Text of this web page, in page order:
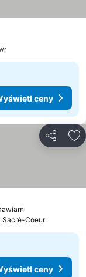
ceny
Sacré-Coeur
ceny